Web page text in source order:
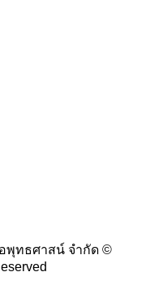
อพุทธศาสน์ จำกัด ©